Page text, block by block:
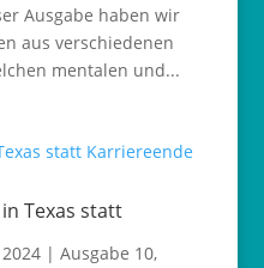
Ausgabe haben wir
aus verschiedenen
mentalen und...
Texas statt
| Ausgabe 10,